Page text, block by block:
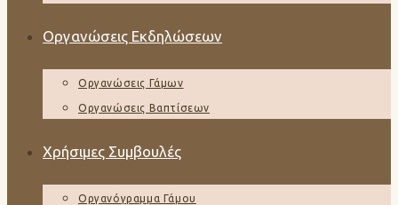
Οργανώσεις Εκδηλώσεων
Οργανώσεις Γάμων
Οργανώσεις Βαπτίσεων
Χρήσιμες Συμβουλές
Οργανόγραμμα Γάμου